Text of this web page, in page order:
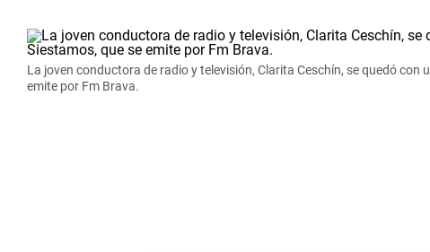
La joven conductora de radio y televisión, Clarita Ceschín, se quedó
emite por Fm Brava.